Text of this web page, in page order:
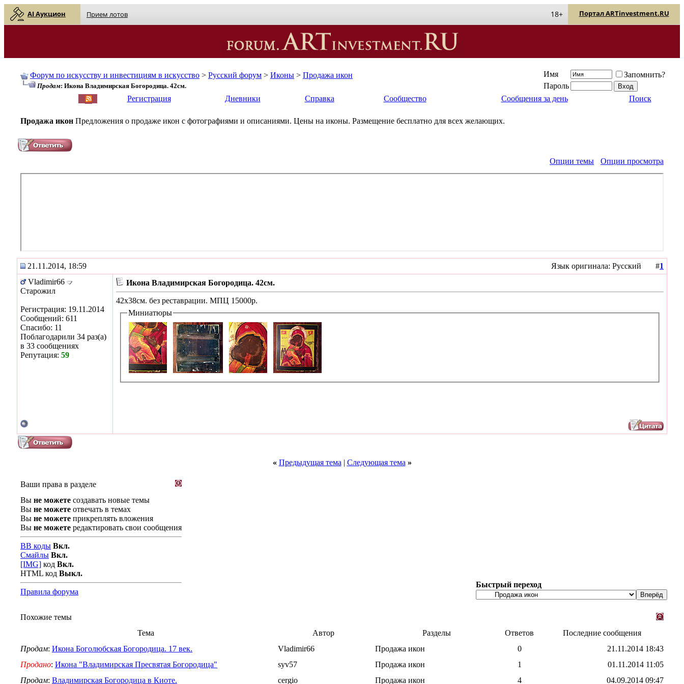
AI Аукцион Прием лотов Портал ARTinvestment.RU
18+
Форум по искусству и инвестициям в искусство > Русский форум > Иконы > Продажа икон
Продам: Икона Владимирская Богородица. 42см.
Имя
Запомнить?
Пароль
Регистрация Дневники Справка Сообщество Сообщения за день Поиск
Продажа икон Предложения о продаже икон с фотографиями и описаниями. Цены на иконы. Размещение бесплатно для всех желающих.
Опции темы Опции просмотра
21.11.2014, 18:59 Язык оригинала: Русский #1
Vladimir66
Старожил
Регистрация: 19.11.2014
Сообщений: 611
Спасибо: 11
Поблагодарили 34 раз(а)
в 33 сообщениях
Репутация: 59
Икона Владимирская Богородица. 42см.
42х38см. без реставрации. МПЦ 15000р.
Миниатюры
« Предыдущая тема | Следующая тема »
Ваши права в разделе
Вы не можете создавать новые темы
Вы не можете отвечать в темах
Вы не можете прикреплять вложения
Вы не можете редактировать свои сообщения
BB коды Вкл.
Смайлы Вкл.
[IMG] код Вкл.
HTML код Выкл.
Правила форума
Быстрый переход
Похожие темы
Тема
Автор Разделы Ответов
Последние сообщения
Продам: Икона Боголюбская Богородица. 17 век. Vladimir66 Продажа икон 0 21.11.2014 18:43
Продано: Икона "Владимирская Пресвятая Богородица" syv57 Продажа икон 1 01.11.2014 11:05
Продам: Владимирская Богородица в Киоте. cergio Продажа икон 4 04.09.2014 09:47